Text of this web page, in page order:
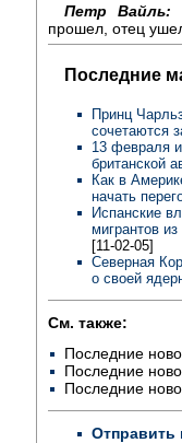
Петр Вайль:
прошел, отец
Последние
Принц
сочетаются
13 февраля
британской
Как в
начать
Испанские
мигрантов
[11-02-05]
Северная
о своей
См. также:
Последние
Последние
Последние
Отправить